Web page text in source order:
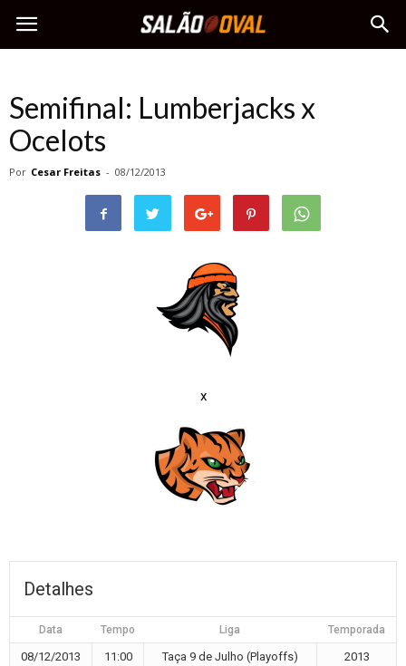
Semifinal: Lumberjacks x
Ocelots
Por Cesar Freitas - 08/12/2013
x
Detalhes
Data Tempo Liga Temporada
08/12/2013 11:00 Taça 9 de Julho (Playoffs) 2013